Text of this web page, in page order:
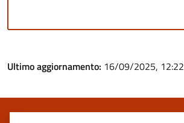
Ultimo aggiornamento: 16/09/2025, 12:22